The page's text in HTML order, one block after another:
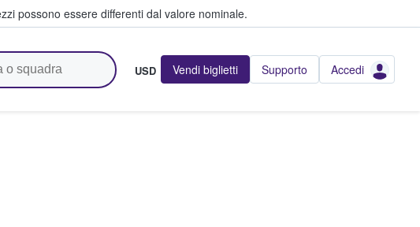
possono essere differenti dal valore nominale.
USD Vendi biglietti Supporto Accedi